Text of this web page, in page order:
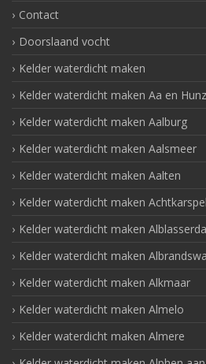
Contact
Doorslaand vocht
Kelder waterdicht maken
Kelder waterdicht maken Aa en
Kelder waterdicht maken Aalburg
Kelder waterdicht maken Aalsmeer
Kelder waterdicht maken Aalten
Kelder waterdicht maken
Kelder waterdicht maken
Kelder waterdicht maken
Kelder waterdicht maken Alkmaar
Kelder waterdicht maken Almelo
Kelder waterdicht maken Almere